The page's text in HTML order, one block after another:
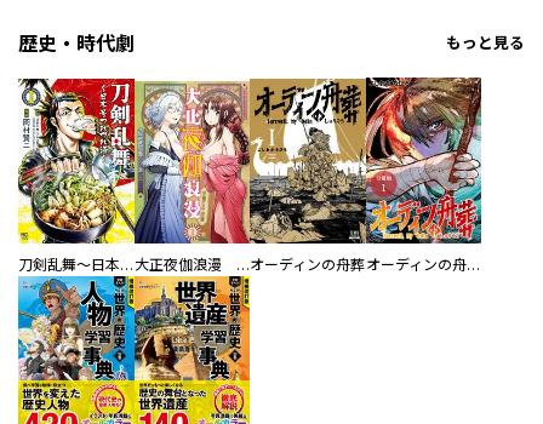
歴史・時代劇 もっと見る
刀剣乱舞～日本号つれづれ酒～ 大正夜伽浪漫 －金曜日の花嫁—オーディンの舟葬 オーディンの舟葬 分冊版